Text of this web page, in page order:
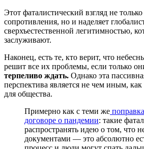
Этот фаталистический взгляд не
сопротивления, но и наделяет
сверхъестественной легитимностью,
заслуживают.
Наконец, есть те, кто верит, что
решит все их проблемы, если только
терпеливо ждать. Однако эта
перспектива является не чем иным,
для общества.
Примерно как с теми же
договоре о пандемии: такие
распространять идею о том, что
документами — это абсолютно